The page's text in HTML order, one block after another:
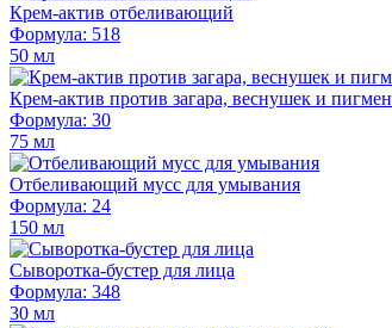
Крем-актив отбеливающий
Формула: 518
50 мл
Крем-актив против загара, веснушек и
Формула: 30
75 мл
Отбеливающий мусс для умывания
Формула: 24
150 мл
Сыворотка-бустер для лица
Формула: 348
30 мл